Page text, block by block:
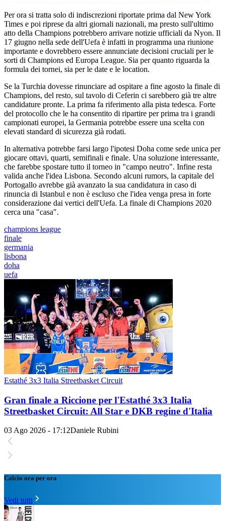
Per ora si tratta solo di indiscrezioni riportate prima dal New York
Times e poi riprese da altri giornali nazionali, ma presto sull'ultimo
atto della Champions potrebbero arrivare notizie ufficiali da Nyon. Il
17 giugno nella sede dell'Uefa è infatti in programma una riunione
importante e dovrebbero essere annunciate decisioni cruciali per le
sorti di Champions ed Europa League. Sia per quanto riguarda la
formula dei tornei, sia per le date e le location.
Se la Turchia dovesse rinunciare ad ospitare a fine agosto la finale di
Champions, del resto, sul tavolo di Ceferin ci sarebbero già tre altre
candidature pronte. La prima fa riferimento alla pista tedesca. Forte
del protocollo che le ha consentito di ripartire per prima tra i grandi
campionati europei, la Germania potrebbe essere una scelta con
elevati standard di sicurezza già rodati.
In alternativa potrebbe farsi largo l'ipotesi Doha come sede unica per
giocare ottavi, quarti, semifinali e finale. Una soluzione interessante,
che farebbe spostare tutto il torneo in "campo neutro". Infine resta
valida anche l'idea Lisbona. Secondo alcuni rumors, la capitale del
Portogallo avrebbe già avanzato la sua candidatura in caso di
rinuncia di Istanbul e non è escluso che l'idea venga presa in forte
considerazione dai vertici dell'Uefa. La finale di Champions 2020
cerca una "casa".
champions league
finale
germania
lisbona
doha
uefa
Estathé 3x3 Italia Streetbasket Circuit
Gran finale a Riccione per l'Estathé 3x3 Italia
Streetbasket Circuit: All Star e DKB regine d'Italia
03 Ago 2026 - 17:12Daniele Rubini
Calcio ora per ora
Vedi tutti